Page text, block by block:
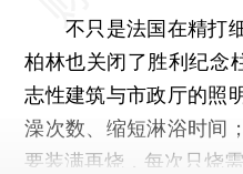
不只是法国在精打细
柏林也关闭了胜利纪念
志性建筑与市政厅的照
澡次数、缩短淋浴时间
要装满再烧，每次只烧